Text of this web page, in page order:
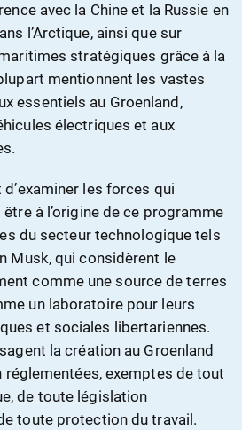
avec la Chine et la Russie en
l’Arctique, ainsi que sur
stratégiques grâce à la
mentionnent les vastes
essentiels au Groenland,
électriques et aux
les forces qui
à l’origine de ce programme
du secteur technologique tels
Musk, qui considèrent le
comme une source de terres
un laboratoire pour leurs
et sociales libertariennes.
la création au Groenland
réglementées, exemptes de tout
de toute législation
toute protection du travail.